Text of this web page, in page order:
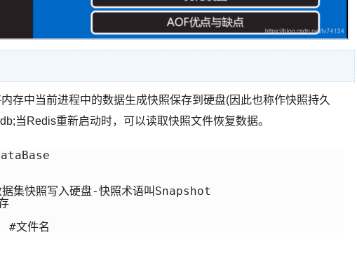
存中当前进程中的数据生成快照保存到硬盘(因此也称作快照持久
当Redis重新启动时，可以读取快照文件恢复数据。
集快照写入硬盘-快照术语叫Snapshot
文件名